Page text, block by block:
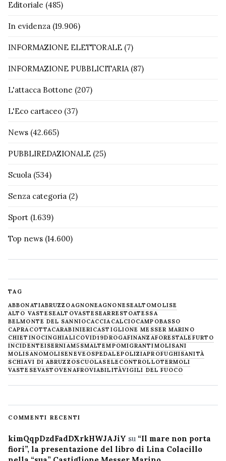
Editoriale (485)
In evidenza (19.906)
INFORMAZIONE ELETTORALE (7)
INFORMAZIONE PUBBLICITARIA(87)
L'attacca Bottone (207)
L'Eco cartaceo (37)
News (42.665)
PUBBLIREDAZIONALE (25)
Scuola (534)
Senza categoria (2)
Sport (1.639)
Top news (14.600)
TAG
ABBONATIABRUZZOAGNONEAGNONESEALTOMOLISE
ALTO VASTESEALTOVASTESEARRESTOATESSA
BELMONTE DEL SANNIOCACCIACALCIOCAMPOBASSO
CAPRACOTTACARABINIERICASTIGLIONE MESSER MARINO
CHIETINOCINGHIALICOVID19DROGAFINANZAFORESTALE FURTO
INCIDENTEISERNIAM5SMALTEMPOMIGRANTIMOLISANI
MOLISANOMOLISENEVE OSPEDALEPOLIZIAPROFUGHISANITÀ
SCHIAVI DI ABRUZZOSCUOLASELECONTROLLOTERMOLI
VASTESEVASTOVENAFROVIABILITÀVIGILI DEL FUOCO
COMMENTI RECENTI
kimQqpDzdFadDXrkHWJAJiY su “Il mare non porta
fiori”, la presentazione del libro di Lina Colacillo